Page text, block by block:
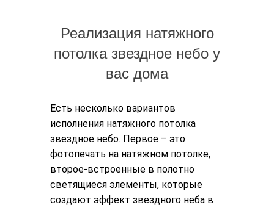
Реализация натяжного
потолка звездное небо у
вас дома
Есть несколько вариантов
исполнения натяжного потолка
звездное небо. Первое – это
фотопечать на натяжном потолке,
второе-встроенные в полотно
светящиеся элементы, которые
создают эффект звездного неба в